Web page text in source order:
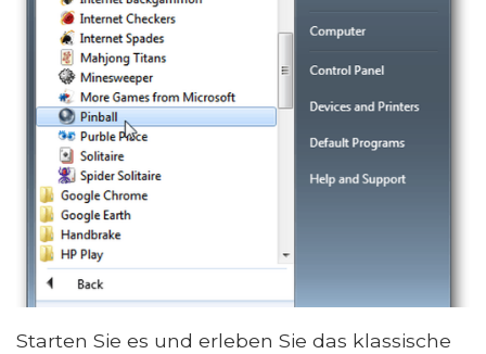
Starten Sie es und erleben Sie das klassische